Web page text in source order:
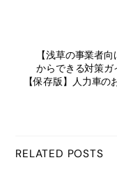
c
e
o
【浅草の事業者
からできる対策ガ
【保存版】人力車
RELATED POSTS